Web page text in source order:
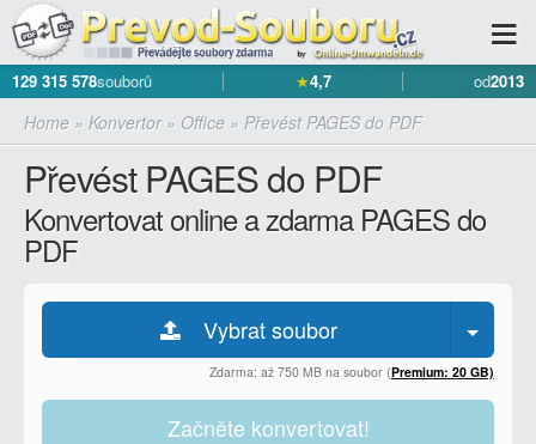
129 315 578souborů ★4,7 od2013
Home » Konvertor» Office » Převést PAGES do PDF
Převést PAGES do PDF
Konvertovat online a zdarma PAGES do
PDF
Vybrat soubor
Zdarma: až 750 MB na soubor (Premium: 20 GB)
Začněte konvertovat!